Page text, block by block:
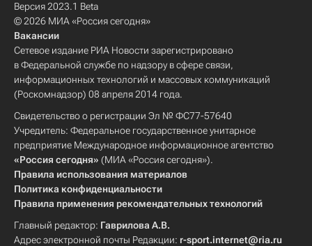
Версия 2023.1 Beta
© 2026 МИА «Россия сегодня»
Вакансии
Сетевое издание РИА Новости зарегистрировано
в Федеральной службе по надзору в сфере связи,
информационных технологий и массовых коммуникаций
(Роскомнадзор) 08 апреля 2014 года.
Свидетельство о регистрации Эл № ФС77-57640
Учредитель: Федеральное государственное унитарное
предприятие Международное информационное агентство
«Россия сегодня» (МИА «Россия сегодня»).
Правила использования материалов
Политика конфиденциальности
Правила применения рекомендательных технологий
Главный редактор: Гаврилова А.В.
Адрес электронной почты Редакции: r-sport.internet@ria.ru